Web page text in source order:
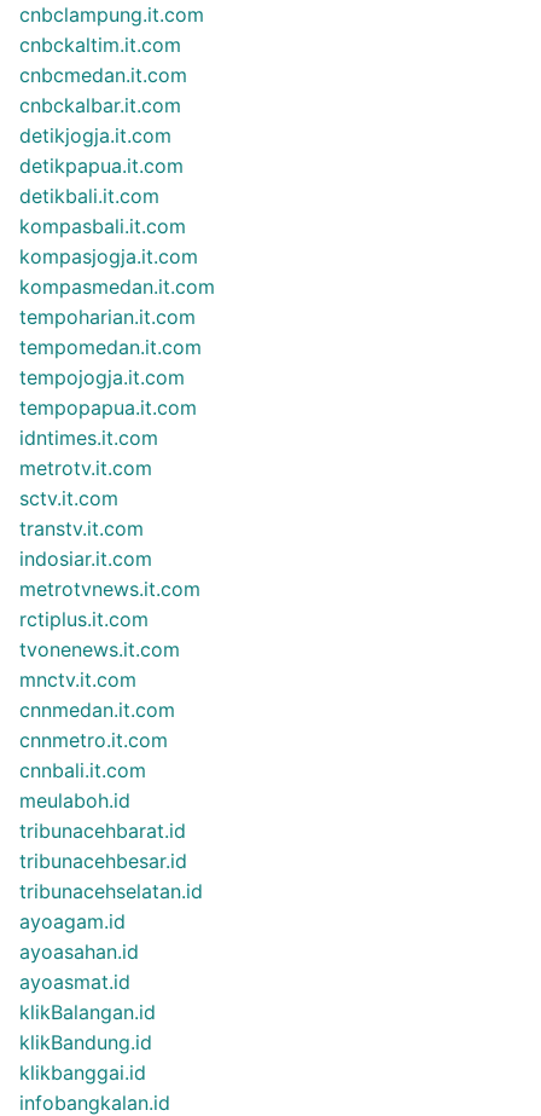
cnbclampung.it.com
cnbckaltim.it.com
cnbcmedan.it.com
cnbckalbar.it.com
detikjogja.it.com
detikpapua.it.com
detikbali.it.com
kompasbali.it.com
kompasjogja.it.com
kompasmedan.it.com
tempoharian.it.com
tempomedan.it.com
tempojogja.it.com
tempopapua.it.com
idntimes.it.com
metrotv.it.com
sctv.it.com
transtv.it.com
indosiar.it.com
metrotvnews.it.com
rctiplus.it.com
tvonenews.it.com
mnctv.it.com
cnnmedan.it.com
cnnmetro.it.com
cnnbali.it.com
meulaboh.id
tribunacehbarat.id
tribunacehbesar.id
tribunacehselatan.id
ayoagam.id
ayoasahan.id
ayoasmat.id
klikBalangan.id
klikBandung.id
klikbanggai.id
infobangkalan.id